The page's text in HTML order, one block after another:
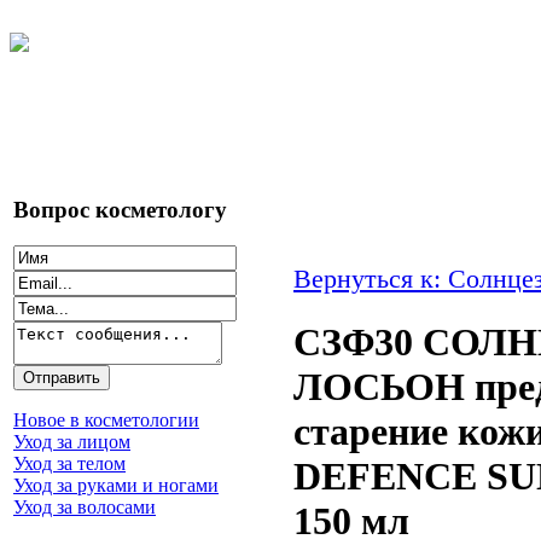
Вопрос косметологу
Новое в косметологии
Уход за лицом
Уход за телом
Уход за руками и ногами
Уход за волосами
Вернуться к:
СЗФ30
ЛОСЬОН
старение
DEFENCE
150 мл